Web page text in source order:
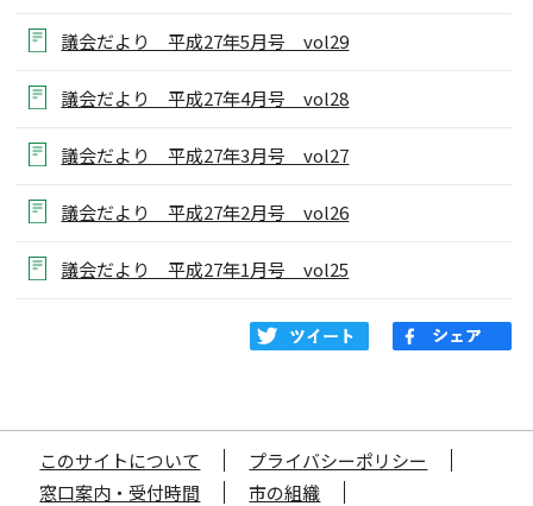
議会だより 平成27年5月号 vol29
議会だより 平成27年4月号 vol28
議会だより 平成27年3月号 vol27
議会だより 平成27年2月号 vol26
議会だより 平成27年1月号 vol25
このサイトについて
プライバシーポリシー
窓口案内・受付時間
市の組織